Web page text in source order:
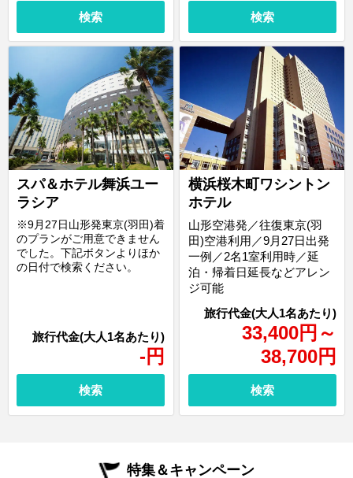
検索 検索
スパ＆ホテル舞浜ユー
ラシア
- 円
※9月27日山形発東京(羽田)着
のプランがご用意できません
でした。下記ボタンよりほか
の日付で検索ください。
検索
横浜桜木町ワシントン
ホテル
33,400円 ～
38,700円
山形空港発／往復東京(羽
田)空港利用／9月27日出発
一例／2名1室利用時／延
泊・帰着日延長などアレン
ジ可能
検索
特集＆キャンペーン